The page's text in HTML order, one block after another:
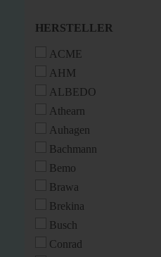
HERSTELLER
HERSTELLER
ACME
AHM
ALBEDO
Athearn
Auhagen
Bachmann
Bemo
Brawa
Brekina
Busch
Conrad